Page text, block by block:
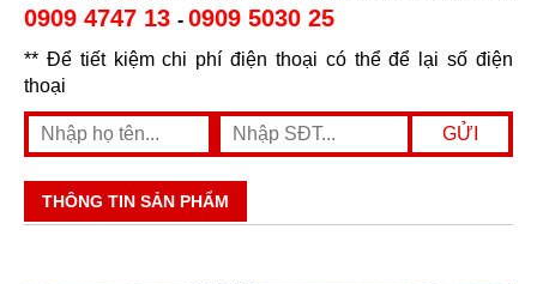
0909 4747 13 - 0909 5030 25
** Để tiết kiệm chi phí điện thoại có thể để lại số điện
thoại
THÔNG TIN SẢN PHẨM